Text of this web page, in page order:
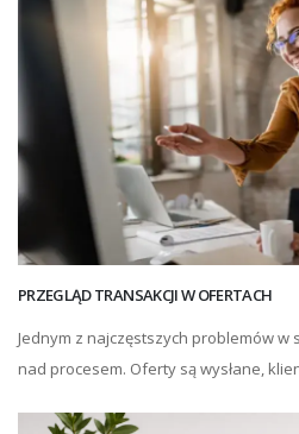
PRZEGLĄD TRANSAKCJI W OFERTACH
Jednym z najczęstszych problemów
nad procesem. Oferty są wysłane,